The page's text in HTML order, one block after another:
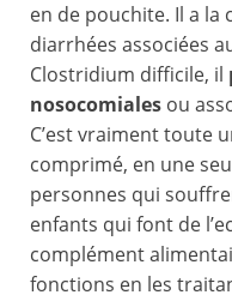
en de pouchite. Il a la
diarrhées associées
Clostridium difficile, il
nosocomiales ou
C’est vraiment toute
comprimé, en une
personnes qui
enfants qui font de
complément
fonctions en les